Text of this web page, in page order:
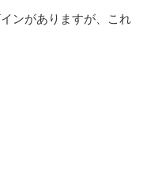
ンがありますが、これ